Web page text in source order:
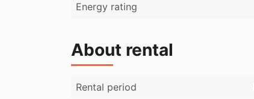
Energy rating
About rental
Rental period